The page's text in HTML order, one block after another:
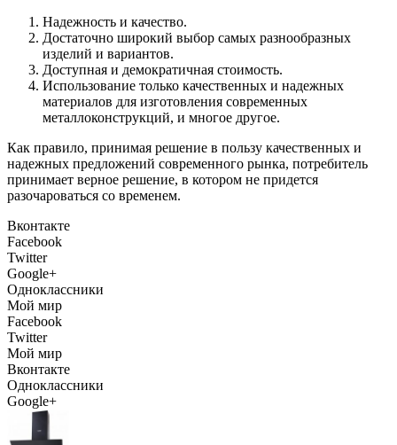
Надежность и качество.
Достаточно широкий выбор самых разнообразных
изделий и вариантов.
Доступная и демократичная стоимость.
Использование только качественных и надежных
материалов для изготовления современных
металлоконструкций, и многое другое.
Как правило, принимая решение в пользу качественных и
надежных предложений современного рынка, потребитель
принимает верное решение, в котором не придется
разочароваться со временем.
Вконтакте
Facebook
Twitter
Google+
Одноклассники
Мой мир
Facebook
Twitter
Мой мир
Вконтакте
Одноклассники
Google+